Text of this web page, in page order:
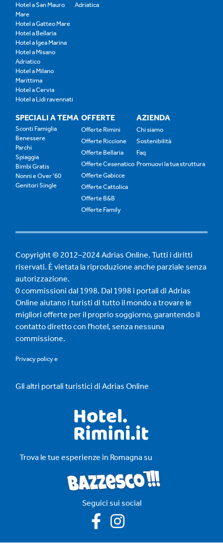
Hotel a San Mauro
Mare
Hotel a Gatteo Mare
Hotel a Bellaria
Hotel a Igea Marina
Hotel a Misano
Adriatico
Hotel a Milano
Marittima
Hotel a Cervia
Hotel a Lidi ravennati
Adriatica
SPECIALI A TEMA
Sconti Famiglia
Benessere
Parchi
Spiaggia
Bimbi Gratis
Nonni e Over '60
Genitori Single
OFFERTE
Offerte Rimini
Offerte Riccione
Offerte Bellaria
Offerte Cesenatico
Offerte Gabicce
Offerte Cattolica
Offerte B&B
Offerte Family
AZIENDA
Chi siamo
Sostenibilità
Faq
Promuovi la tua struttura
Copyright © 2012–2024 Adrias Online. Tutti i diritti
riservati. È vietata la riproduzione anche parziale senza
autorizzazione.
0 commissioni dal 1998. Dal 1998 i portali di Adrias
Online aiutano i turisti di tutto il mondo a trovare le
migliori offerte per il proprio soggiorno, garantendo il
contatto diretto con l'hotel, senza nessuna
commissione.
Privacy policye
Gli altri portali turistici di Adrias Online
Trova le tue esperienze in Romagna su
Seguici sui social